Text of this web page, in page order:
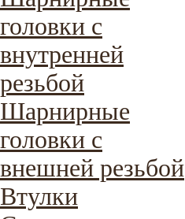
головки с
внутренней
резьбой
Шарнирные
головки с
внешней резьбой
Втулки